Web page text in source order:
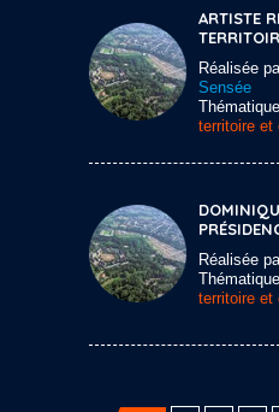
ARTISTE
Réalisée
Sensée
territoire et
Réalisée
territoire et